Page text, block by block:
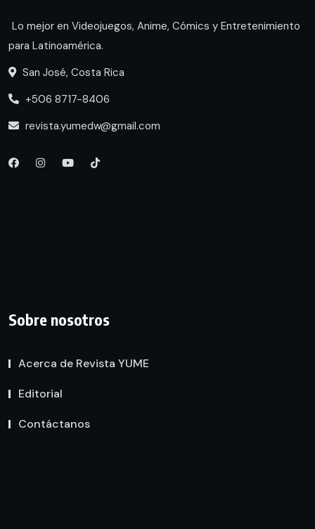
Lo mejor en Videojuegos, Anime, Cómics y Entretenimiento
para Latinoamérica.
San José, Costa Rica
+506 8717-8406
revista.yumedw@gmail.com
Sobre nosotros
Acerca de Revista YUME
Editorial
Contáctanos